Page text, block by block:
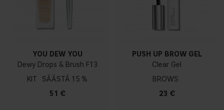
YOU DEW YOU
Dewy Drops & Brush F13
KIT
15 %
51 €
PUSH UP BROW GEL
Clear Gel
BROWS
23 €